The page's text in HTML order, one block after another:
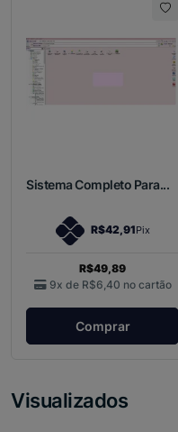
Sistema Completo Para...
R$42,91Pix
R$49,89
9x de R$6,40 no cartão
Comprar
Visualizados